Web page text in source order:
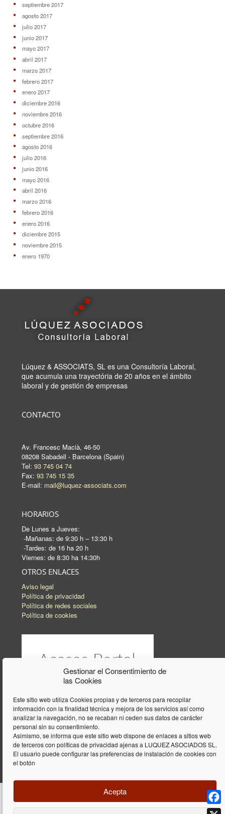
Gestionar el Consentimiento de
las Cookies
Este sitio web utiliza Cookies propias y de terceros para recopilar
información con la finalidad técnica y mejora de los servicios así como
analizar la navegación, no se recaban ni ceden sus datos de carácter
personal sin su consentimiento.
Asimismo, se informa que este sitio web dispone de enlaces a sitios web
de terceros con políticas de privacidad ajenas a LUQUEZ ASOCIADOS SL.
El usuario puede configurar las preferencias de instalación de cookies con
el botón
Acepta
septiembre 2017
agosto 2017
julio 2017
junio 2017
mayo 2017
abril 2017
marzo 2017
febrero 2017
enero 2017
diciembre 2016
noviembre 2016
octubre 2016
septiembre 2016
agosto 2016
julio 2016
junio 2016
mayo 2016
abril 2016
marzo 2016
febrero 2016
enero 2016
diciembre 2015
noviembre 2015
enero 1970
Lúquez & ASSOCIATS, SL es una Consultoría Laboral,
que acumula una trayectória de 20 años en el ámbito
laboral y de gestión de empresas
CONTACTO
Av. Francesc Macià, 46-50
08208 Sabadell - Barcelona (Spain)
Tel: 93 745 04 74
Fax: 93 745 15 35
E-mail: mail@luquez-associats.com
HORARIOS
De Lunes a Jueves:
-Mañanas: de 9:30 h – 13:30 h
-Tardes: de 16 ha 20 h
Viernes: de 8:30 ha 14:30h
OTROS ENLACES
Aviso legal
Política de privacidad
Política de redes sociales
Política de cookies